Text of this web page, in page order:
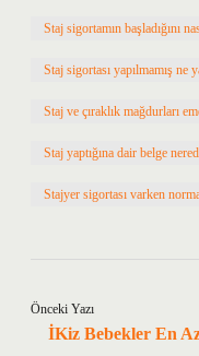
Staj sigortamın başladığını
Staj sigortası yapılmamış ne
Staj ve çıraklık mağdurları
Staj yaptığına dair belge
Stajyer sigortası varken
Önceki Yazı
İKiz Bebekler En